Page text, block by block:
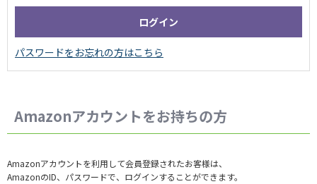
Amazonアカウントをお持ちの方
Amazonアカウントを利用して会員登録されたお客様は、
AmazonのID、パスワードで、ログインすることができます。